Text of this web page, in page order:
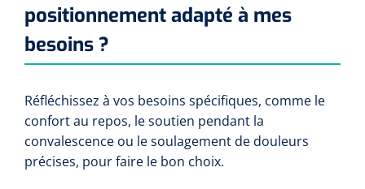
positionnement adapté à mes
besoins ?
Réfléchissez à vos besoins spécifiques, comme le
confort au repos, le soutien pendant la
convalescence ou le soulagement de douleurs
précises, pour faire le bon choix.